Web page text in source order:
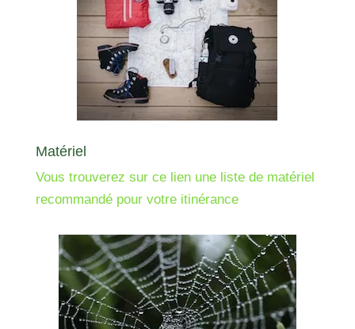
Matériel
Vous trouverez sur ce lien une liste de matériel
recommandé pour votre itinérance